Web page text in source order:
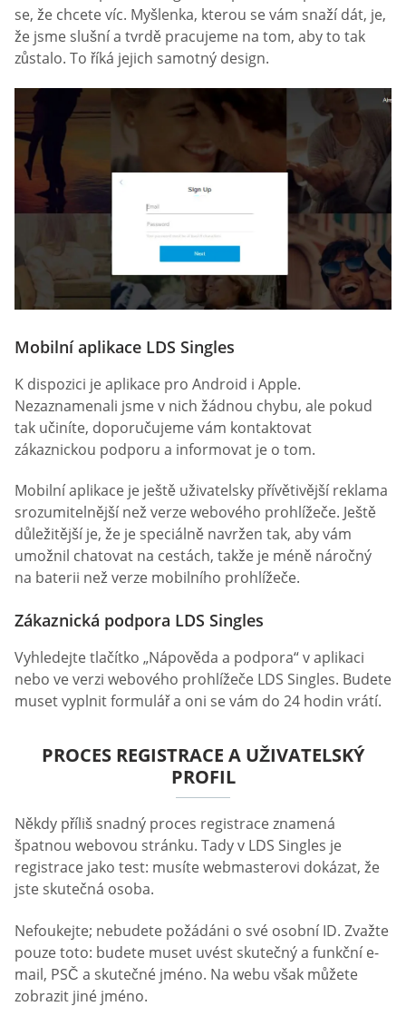
se, že chcete víc. Myšlenka, kterou se vám snaží dát, je,
že jsme slušní a tvrdě pracujeme na tom, aby to tak
zůstalo. To říká jejich samotný design.
Mobilní aplikace LDS Singles
K dispozici je aplikace pro Android i Apple.
Nezaznamenali jsme v nich žádnou chybu, ale pokud
tak učiníte, doporučujeme vám kontaktovat
zákaznickou podporu a informovat je o tom.
Mobilní aplikace je ještě uživatelsky přívětivější reklama
srozumitelnější než verze webového prohlížeče. Ještě
důležitější je, že je speciálně navržen tak, aby vám
umožnil chatovat na cestách, takže je méně náročný
na baterii než verze mobilního prohlížeče.
Zákaznická podpora LDS Singles
Vyhledejte tlačítko „Nápověda a podpora“ v aplikaci
nebo ve verzi webového prohlížeče LDS Singles. Budete
muset vyplnit formulář a oni se vám do 24 hodin vrátí.
PROCES REGISTRACE A UŽIVATELSKÝ
PROFIL
Někdy příliš snadný proces registrace znamená
špatnou webovou stránku. Tady v LDS Singles je
registrace jako test: musíte webmasterovi dokázat, že
jste skutečná osoba.
Nefoukejte; nebudete požádáni o své osobní ID. Zvažte
pouze toto: budete muset uvést skutečný a funkční e-
mail, PSČ a skutečné jméno. Na webu však můžete
zobrazit jiné jméno.